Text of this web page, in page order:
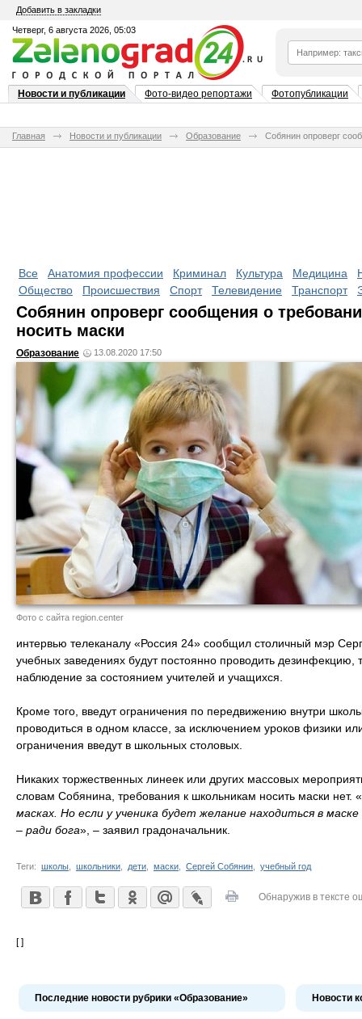
Добавить в закладки
Четверг, 6 августа 2026, 05:03
Новости и публикации Фото-видео репортажи Фотопубликации
Главная Новости и публикации Образование Собянин опроверг
Все Анатомия профессии Криминал Культура Медицина
Общество
Происшествия Спорт Телевидение Транспорт
Собянин опроверг сообщения о
носить маски
Образование 13.08.2020 17:50
Фото с сайта region.center
интервью телеканалу «Россия 24» сообщил столичный мэр
учебных заведениях будут постоянно проводить
наблюдение за состоянием учителей и учащихся.
Кроме того, введут ограничения по передвижению внутри
проводиться в одном классе, за исключением уроков физики
ограничения введут в школьных столовых.
Никаких торжественных линеек или других массовых
словам Собянина, требования к школьникам носить маски нет. «
масках. Но если у ученика будет желание находиться в
– ради бога», – заявил градоначальник.
Теги: школы школьники дети маски Сергей Собянин учебный год
Обнаружив в тексте
[ ]
Последние новости рубрики «Образование» Новости